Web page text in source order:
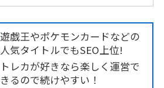
遊戯王やポケモンカードなどの
人気タイトルでもSEO上位!
トレカが好きなら楽しく運営で
きるので続けやすい！